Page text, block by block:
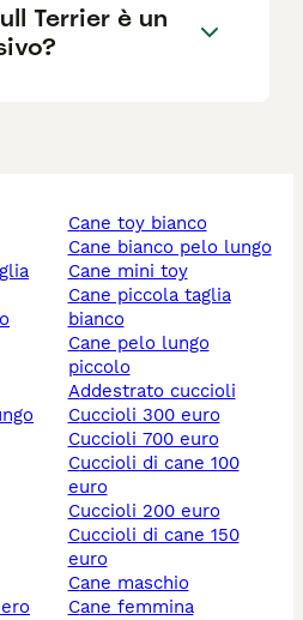
Terrier è un
cane toy bianco
cane bianco pelo lungo
cane mini toy
cane piccola taglia
bianco
cane pelo lungo
piccolo
addestrato cuccioli
cuccioli 300 euro
cuccioli 700 euro
cuccioli di cane 100
euro
cuccioli 200 euro
cuccioli di cane 150
euro
cane maschio
cane femmina